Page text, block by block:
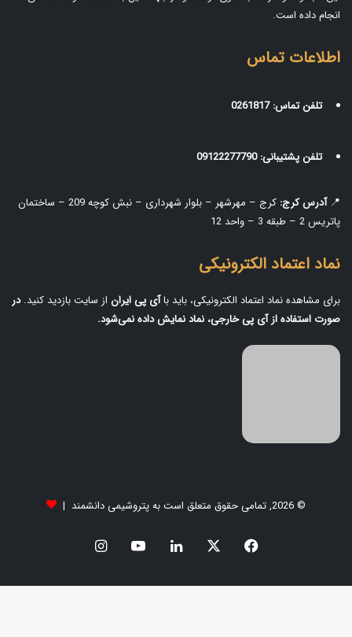
انجام داده است.
اطلاعات تماس
تلفن تماس: 0261817
تلفن پشتیبانی: 09122277790
📍آدرس کرج:
کرج – مهرشهر – بلوار شهرداری – نبش کوچه 209 – ساختمان
پاتریس 2 – طبقه 3 – واحد 12
نماد اعتماد الکترونیکی
برای مشاهده نماد اعتماد الکترونیکی، باید باآی‌ پی ایران از سایت بازدید کنید.در
صورت استفاده از آی‌ پی خارجی، نماد نمایش داده نمی‌شود.
© 2026, تمامی حقوق متعلق است به پتروشیمی دانشمند |